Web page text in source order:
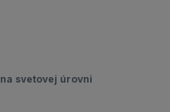
svetovej úrovni